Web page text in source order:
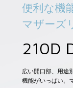
便利な機
マザーズ
210D
広い開口部、用途
機能がいっぱい。